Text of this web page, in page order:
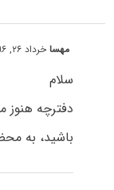
مهساخرداد ۲۶, ۱۳۹۶ at ۰:۵۲ ق٫ظ
سلام
دفترچه هنوز
باشید، به